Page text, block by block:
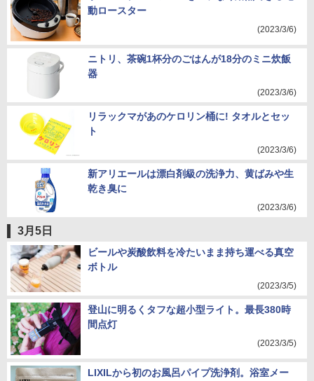
動ロースター
(2023/3/6)
ニトリ、茶碗1杯分のごはんが18分のミニ炊飯
器
(2023/3/6)
リラックマがあのケロリン桶に! タオルとセッ
ト
(2023/3/6)
新アリエールは漂白剤級の洗浄力、黄ばみや生
乾き臭に
(2023/3/6)
3月5日
ビールや炭酸飲料を冷たいまま持ち運べる真空
ボトル
(2023/3/5)
登山に明るくタフな超小型ライト。最長380時
間点灯
(2023/3/5)
LIXILから初のお風呂パイプ洗浄剤。浴室メー